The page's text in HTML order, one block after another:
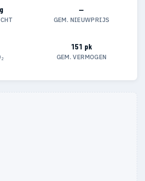
—
GEM. NIEUWPRIJS
151 pk
GEM. VERMOGEN